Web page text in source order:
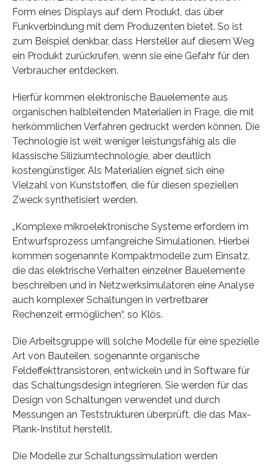
Form eines Displays auf dem Produkt, das über
Funkverbindung mit dem Produzenten bietet. So ist
zum Beispiel denkbar, dass Hersteller auf diesem Weg
ein Produkt zurückrufen, wenn sie eine Gefahr für den
Verbraucher entdecken.
Hierfür kommen elektronische Bauelemente aus
organischen halbleitenden Materialien in Frage, die mit
herkömmlichen Verfahren gedruckt werden können. Die
Technologie ist weit weniger leistungsfähig als die
klassische Siliziumtechnologie, aber deutlich
kostengünstiger. Als Materialien eignet sich eine
Vielzahl von Kunststoffen, die für diesen speziellen
Zweck synthetisiert werden.
„Komplexe mikroelektronische Systeme erfordern im
Entwurfsprozess umfangreiche Simulationen. Hierbei
kommen sogenannte Kompaktmodelle zum Einsatz,
die das elektrische Verhalten einzelner Bauelemente
beschreiben und in Netzwerksimulatoren eine Analyse
auch komplexer Schaltungen in vertretbarer
Rechenzeit ermöglichen“, so Klös.
Die Arbeitsgruppe will solche Modelle für eine spezielle
Art von Bauteilen, sogenannte organische
Feldeffekttransistoren, entwickeln und in Software für
das Schaltungsdesign integrieren. Sie werden für das
Design von Schaltungen verwendet und durch
Messungen an Teststrukturen überprüft, die das Max-
Plank-Institut herstellt.
Die Modelle zur Schaltungssimulation werden